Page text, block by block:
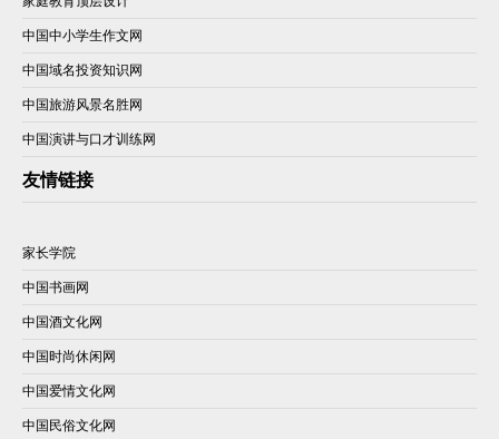
中国中小学生作文网
中国域名投资知识网
中国旅游风景名胜网
中国演讲与口才训练网
友情链接
家长学院
中国书画网
中国酒文化网
中国时尚休闲网
中国爱情文化网
中国民俗文化网